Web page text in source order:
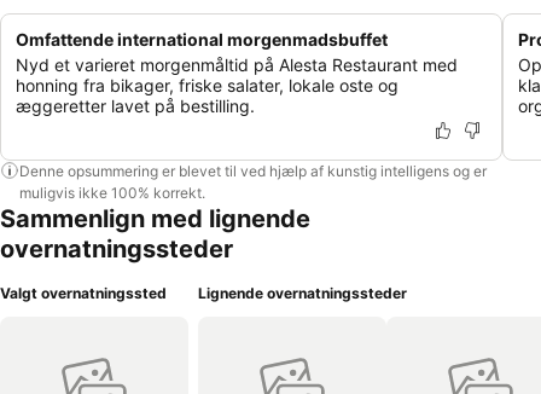
Omfattende international morgenmadsbuffet
Nyd et varieret morgenmåltid på Alesta Restaurant med
honning fra bikager, friske salater, lokale oste og
æggeretter lavet på bestilling.
Denne opsummering er blevet til ved hjælp af kunstig intelligens og er
muligvis ikke 100% korrekt.
Sammenlign med lignende
overnatningssteder
Valgt overnatningssted Lignende overnatningssteder